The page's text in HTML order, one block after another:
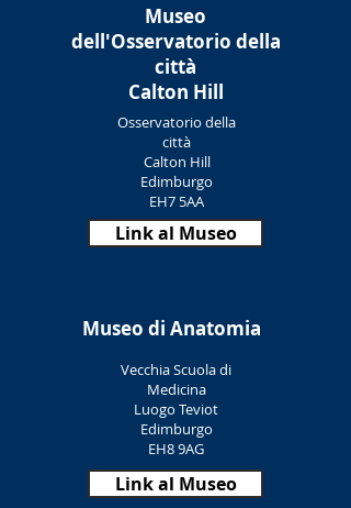
Museo
dell'Osservatorio della
città
Calton Hill
Osservatorio della
città
Calton Hill
Edimburgo
EH7 5AA
Link al Museo
Museo di Anatomia
Vecchia Scuola di
Medicina
Luogo Teviot
Edimburgo
EH8 9AG
Link al Museo